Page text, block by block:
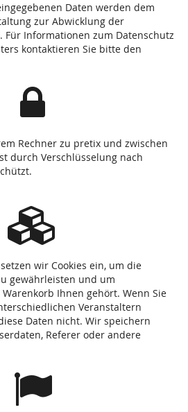
Daten werden dem
zur Abwicklung der
Informationen zum Datenschutz
kontaktieren Sie bitte den
Rechner zu pretix und zwischen
durch Verschlüsselung nach
wir Cookies ein, um die
gewährleisten und um
Ihnen gehört. Wenn Sie
Veranstaltern
Daten nicht. Wir speichern
Referer oder andere